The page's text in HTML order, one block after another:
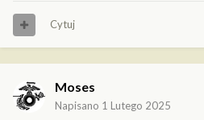
Cytuj
Moses
Napisano 1 Lutego 2025